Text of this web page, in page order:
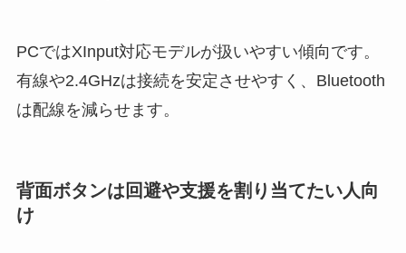
PCではXInput対応モデルが扱いやすい傾向です。
有線や2.4GHzは接続を安定させやすく、Bluetooth
は配線を減らせます。
背面ボタンは回避や支援を割り当てたい人向
け